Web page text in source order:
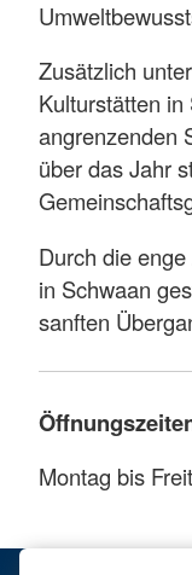
Zusätzlich
Kulturstätten
angrenzenden
über das Jahr
Durch die
in Schwaan
sanften
Montag bis